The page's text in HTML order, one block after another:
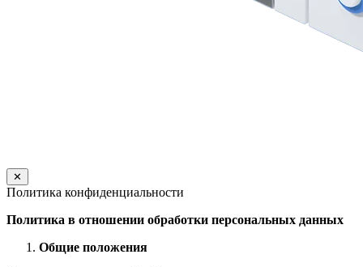
✕
Политика конфиденциальности
Политика в отношении обработки персональных данных
Общие положения